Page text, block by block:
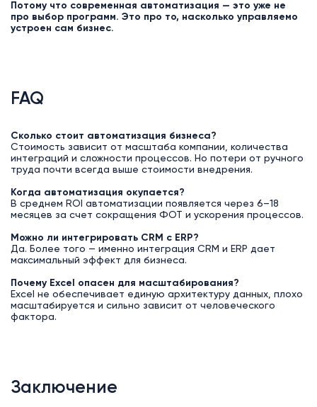
Потому что современная автоматизация — это уже не
про выбор программ. Это про то, насколько управляемо
устроен сам бизнес.
FAQ
Сколько стоит автоматизация бизнеса?
Стоимость зависит от масштаба компании, количества
интеграций и сложности процессов. Но потери от ручного
труда почти всегда выше стоимости внедрения.
Когда автоматизация окупается?
В среднем ROI автоматизации появляется через 6–18
месяцев за счет сокращения ФОТ и ускорения процессов.
Можно ли интегрировать CRM с ERP?
Да. Более того — именно интеграция CRM и ERP дает
максимальный эффект для бизнеса.
Почему Excel опасен для масштабирования?
Excel не обеспечивает единую архитектуру данных, плохо
масштабируется и сильно зависит от человеческого
фактора.
Заключение